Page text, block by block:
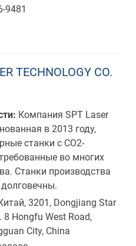
9481
TECHNOLOGY CO.
Компания SPT Laser
в 2013 году,
станки с CO2-
во многих
Станки производства
3201, Dongjiang Star
8 Hongfu West Road,
City, China